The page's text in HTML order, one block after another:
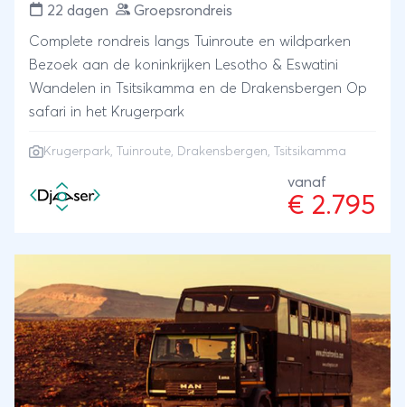
22 dagen
Groepsrondreis
Complete rondreis langs Tuinroute en wildparken
Bezoek aan de koninkrijken Lesotho & Eswatini
Wandelen in Tsitsikamma en de Drakensbergen Op
safari in het Krugerpark
Krugerpark, Tuinroute, Drakensbergen, Tsitsikamma
vanaf
€ 2.795